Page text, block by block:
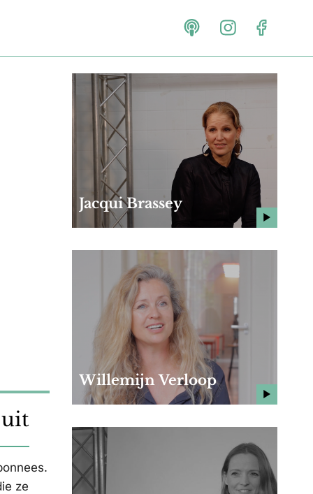
uit
ze
Jacqui Brassey
Willemijn Verloop